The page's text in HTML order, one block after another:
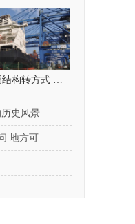
稳增长调结构转方式 东莞调研行 向改革要
历史风景
地方可